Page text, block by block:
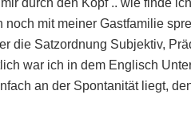
mit meiner Gastfamilie
die Satzordnung Subjektiv,
war ich in dem Englisch
an der Spontanität liegt,